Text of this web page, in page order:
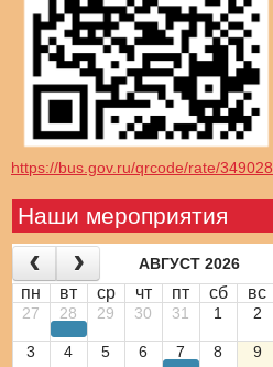
https://bus.gov.ru/qrcode/rate/349028
Наши мероприятия
АВГУСТ 2026
пн вт ср чт пт сб вс
27 28 29 30 31 1 2
3 4 5 6 7 8 9